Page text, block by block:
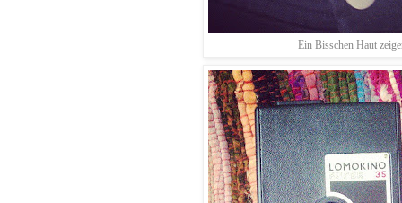
Ein Bisschen Haut